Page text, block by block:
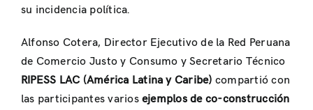
su incidencia política.
Alfonso Cotera, Director Ejecutivo de la Red Peruana
de Comercio Justo y Consumo y Secretario Técnico
RIPESS LAC (América Latina y Caribe) compartió con
las participantes varios ejemplos de co-construcción